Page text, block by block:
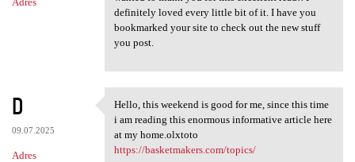
definitely loved every little bit of it. I have you
bookmarked your site to check out the new stuff
you post.
D
09.07.2025
Adres
Hello, this weekend is good
Hello, this weekend is good for me, since this time
i am reading this enormous informative article here
at my home.olxtoto
https://basketmakers.com/topics/